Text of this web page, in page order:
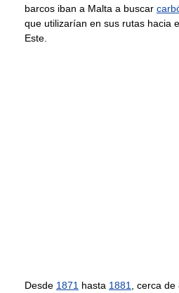
barcos iban a Malta a buscar
que utilizarían en sus rutas hacia
Este.
Desde 1871 hasta 1881
, cerca